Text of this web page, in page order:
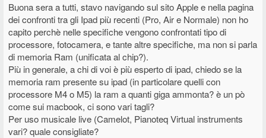
Buona sera a tutti, stavo navigando sul sito Apple e nella pagina
dei confronti tra gli Ipad più recenti (Pro, Air e Normale) non ho
capito perchè nelle specifiche vengono confrontati tipo di
processore, fotocamera, e tante altre specifiche, ma non si parla
di memoria Ram (unificata al chip?).
Più in generale, a chi di voi è più esperto di ipad, chiedo se la
memoria ram presente su ipad (in particolare quelli con
processore M4 o M5) la ram a quanti giga ammonta? è un pò
come sui macbook, ci sono vari tagli?
Per uso musicale live (Camelot, Pianoteq Virtual instruments
vari? quale consigliate?